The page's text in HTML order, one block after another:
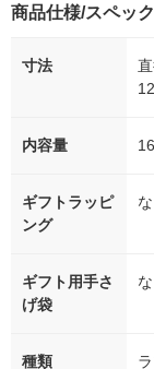
商品仕様/スペック
寸法
内容量
ギフトラッピ
ング
ギフト用手さ
げ袋
種類